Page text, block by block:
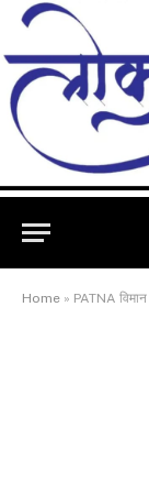
Home » PATNA विमान BREAKING : बिहार की